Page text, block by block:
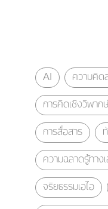
AI ความคิด
การคิดเชิงวิพา
การสื่อสาร
ความฉลาดรู้ทาง
จริยธรรมเอไอ